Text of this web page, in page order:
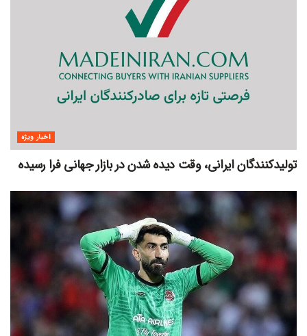
اخبار ویژه
تولیدکنندگان ایرانی، وقت دیده شدن در بازار جهانی فرا رسیده